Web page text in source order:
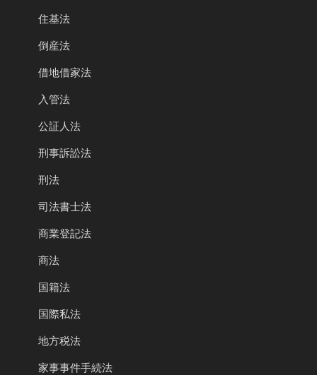
住基法
倒産法
借地借家法
入管法
公証人法
刑事訴訟法
刑法
司法書士法
商業登記法
商法
国籍法
国際私法
地方税法
家事事件手続法